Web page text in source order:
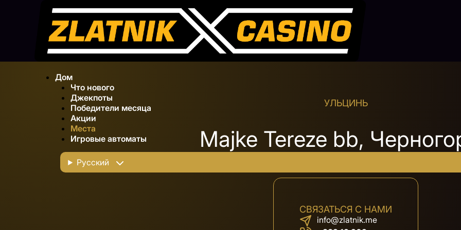
Дом
Что нового
Джекпоты
Победители месяца
Акции
Места
Игровые автоматы
Русский
УЛЬЦИНЬ
Majke Tereze bb,
СВЯЗАТЬСЯ С НАМИ
info@zlatnik.me